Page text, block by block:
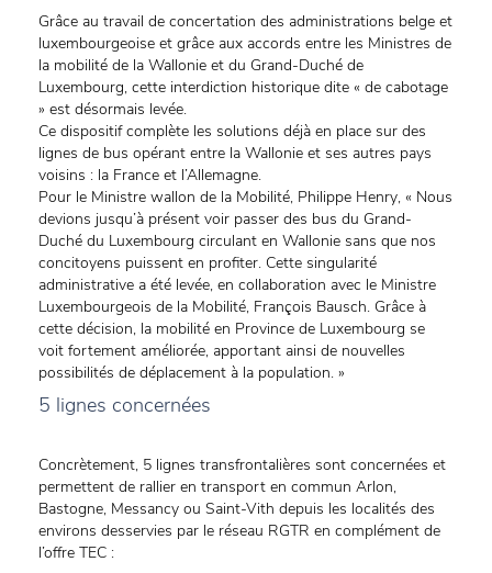
Grâce au travail de concertation des administrations belge et
luxembourgeoise et grâce aux accords entre les Ministres de
la mobilité de la Wallonie et du Grand-Duché de
Luxembourg, cette interdiction historique dite « de cabotage
» est désormais levée.
Ce dispositif complète les solutions déjà en place sur des
lignes de bus opérant entre la Wallonie et ses autres pays
voisins : la France et l’Allemagne.
Pour le Ministre wallon de la Mobilité, Philippe Henry, « Nous
devions jusqu’à présent voir passer des bus du Grand-
Duché du Luxembourg circulant en Wallonie sans que nos
concitoyens puissent en profiter. Cette singularité
administrative a été levée, en collaboration avec le Ministre
Luxembourgeois de la Mobilité, François Bausch. Grâce à
cette décision, la mobilité en Province de Luxembourg se
voit fortement améliorée, apportant ainsi de nouvelles
possibilités de déplacement à la population. »
5 lignes concernées
Concrètement, 5 lignes transfrontalières sont concernées et
permettent de rallier en transport en commun Arlon,
Bastogne, Messancy ou Saint-Vith depuis les localités des
environs desservies par le réseau RGTR en complément de
l’offre TEC :